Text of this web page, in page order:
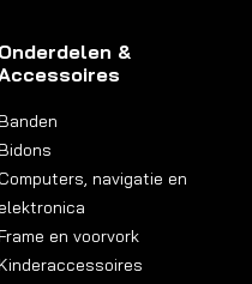
Onderdelen &
Banden
Bidons
Computers, navigatie en
elektronica
Frame en voorvork
Kinderaccessoires